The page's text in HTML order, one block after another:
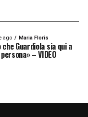
TOP NEWS
ago Maria Floris
Guardiola sia qui a
– VIDEO